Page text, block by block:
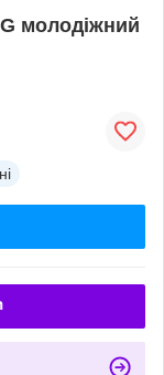
молодіжний